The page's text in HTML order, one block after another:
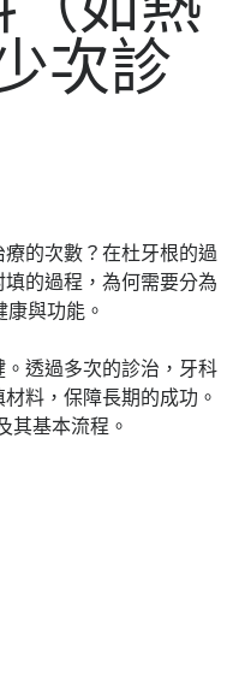
次診
的次數？在杜牙根的過
的過程，為何需要分為
與功能。
透過多次的診治，牙科
料，保障長期的成功。
其基本流程。